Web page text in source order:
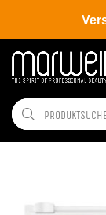
Shop Brands